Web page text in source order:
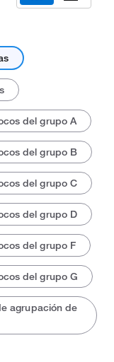
del grupo A
del grupo B
del grupo C
del grupo D
del grupo F
del grupo G
agrupación de